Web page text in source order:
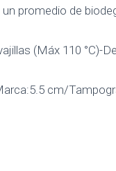
promedio de
(Máx 110 °C)-
cm/